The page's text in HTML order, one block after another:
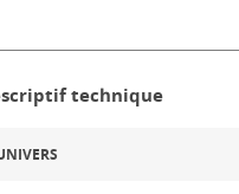
technique